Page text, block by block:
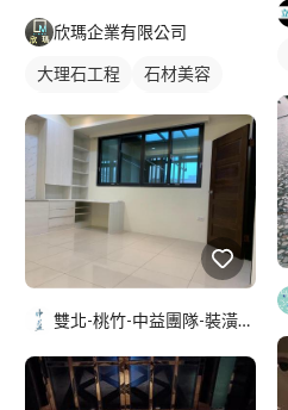
欣瑪企業有限公司
大理石工程
石材美容
雙北-桃竹-中益團隊-裝潢清潔-地板防滑-居家鍍膜